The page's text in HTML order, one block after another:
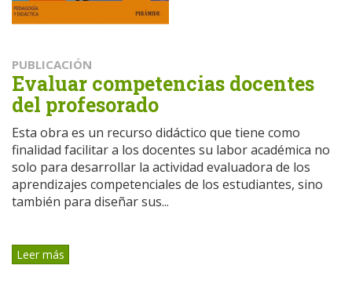
PUBLICACIÓN
Evaluar competencias docentes
del profesorado
Esta obra es un recurso didáctico que tiene como
finalidad facilitar a los docentes su labor académica no
solo para desarrollar la actividad evaluadora de los
aprendizajes competenciales de los estudiantes, sino
también para diseñar sus...
Leer más